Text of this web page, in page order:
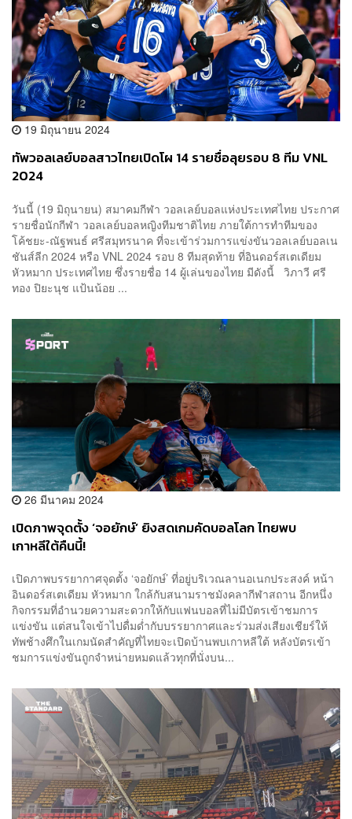
19 มิถุนายน 2024
ทัพวอลเลย์บอลสาวไทยเปิดโผ 14 รายชื่อลุยรอบ 8 ทีม VNL
2024
วันนี้ (19 มิถุนายน) สมาคมกีฬา วอลเลย์บอลแห่งประเทศไทย ประกาศ
รายชื่อนักกีฬา วอลเลย์บอลหญิงทีมชาติไทย ภายใต้การทำทีมของ
โค้ชยะ-ณัฐพนธ์ ศรีสมุทรนาค ที่จะเข้าร่วมการแข่งขันวอลเลย์บอลเน
ชันส์ลีก 2024 หรือ VNL 2024 รอบ 8 ทีมสุดท้าย ที่อินดอร์สเตเดียม
หัวหมาก ประเทศไทย ซึ่งรายชื่อ 14 ผู้เล่นของไทย มีดังนี้ วิภาวี ศรี
ทอง ปิยะนุช แป้นน้อย ...
26 มีนาคม 2024
เปิดภาพจุดตั้ง ‘จอยักษ์’ ยิงสดเกมคัดบอลโลก ไทยพบ
เกาหลีใต้คืนนี้!
เปิดภาพบรรยากาศจุดตั้ง ‘จอยักษ์’ ที่อยู่บริเวณลานอเนกประสงค์ หน้า
อินดอร์สเตเดียม หัวหมาก ใกล้กับสนามราชมังคลากีฬาสถาน อีกหนึ่ง
กิจกรรมที่อำนวยความสะดวกให้กับแฟนบอลที่ไม่มีบัตรเข้าชมการ
แข่งขัน แต่สนใจเข้าไปดื่มด่ำกับบรรยากาศและร่วมส่งเสียงเชียร์ให้
ทัพช้างศึกในเกมนัดสำคัญที่ไทยจะเปิดบ้านพบเกาหลีใต้ หลังบัตรเข้า
ชมการแข่งขันถูกจำหน่ายหมดแล้วทุกที่นั่งบน...